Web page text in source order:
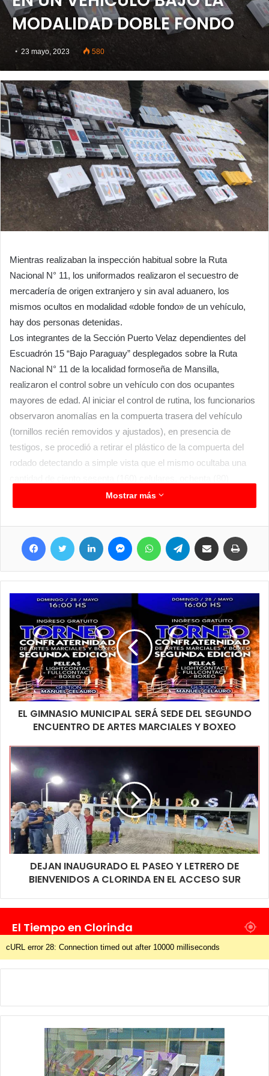
MODALIDAD DOBLE FONDO
23 mayo, 2023 580
Mientras realizaban la inspección habitual sobre la Ruta
Nacional N° 11, los uniformados realizaron el secuestro de
mercadería de origen extranjero y sin aval aduanero, los
mismos ocultos en modalidad «doble fondo» de un vehículo,
hay dos personas detenidas.
Los integrantes de la Sección Puerto Velaz dependientes del
Escuadrón 15 “Bajo Paraguay” desplegados sobre la Ruta
Nacional N° 11 de la localidad formoseña de Mansilla,
realizaron el control sobre un vehículo con dos ocupantes
mayores de edad. Al iniciar el control de rutina, los funcionarios
observaron anomalías en la compuerta trasera del vehículo
(tornillos recién removidos y ajustados), en presencia de
testigos, se procedió a retirar el plástico de la compuerta del
rodado detectando a simple vista que el mismo ocultaba una
módulos de celulares, dos (2) relojes digitales.
Ante ese hallazgo, por orden del Juzgado Federal de Formosa
N°2 y la Fiscalía Federal N°2, ordenó el secuestro de la
mercadería de origen extranjero del rodado como así también,
dispuso la detención de los involucrados.
Mostrar más
Facebook Twitter LinkedIn MessengerWhatsApp Telegram Compartir por correo electrónico
EL GIMNASIO MUNICIPAL SERÁ SEDE DEL SEGUNDO
ENCUENTRO DE ARTES MARCIALES Y BOXEO
DEJAN INAUGURADO EL PASEO Y LETRERO DE
BIENVENIDOS A CLORINDA EN EL ACCESO SUR
El Tiempo en Clorinda
cURL error 28: Connection timed out after 10000 milliseconds